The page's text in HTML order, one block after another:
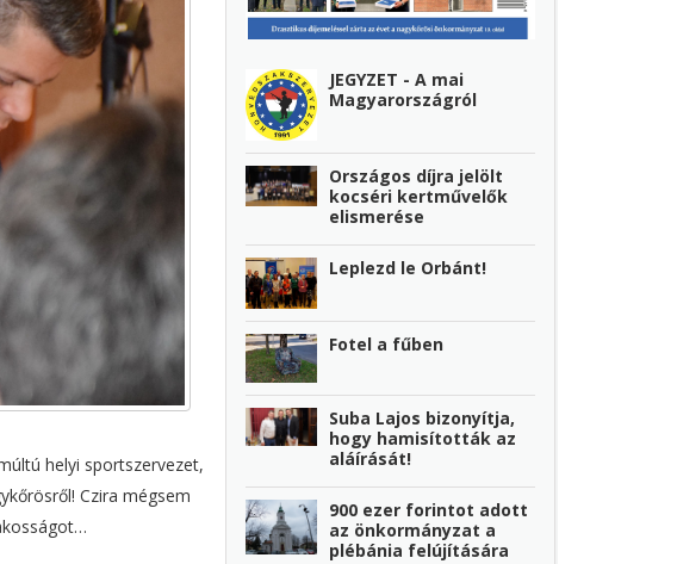
helyi sportszervezet,
Czira mégsem
JEGYZET - A mai
Magyarországról
Országos díjra jelölt
kocséri kertművelők
elismerése
Leplezd le Orbánt!
Fotel a fűben
Suba Lajos bizonyítja,
hogy hamisították az
aláírását!
900 ezer forintot adott
az önkormányzat a
plébánia felújítására